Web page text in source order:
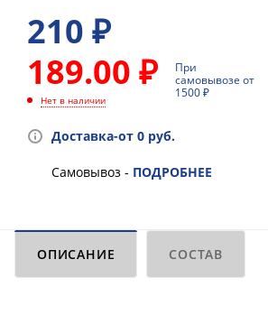
210 ₽
189.00 ₽
При
самовывозе от
1500 ₽
Нет в наличии
Доставка-от 0 руб.
Самовывоз - ПОДРОБНЕЕ
ОПИСАНИЕ СОСТАВ